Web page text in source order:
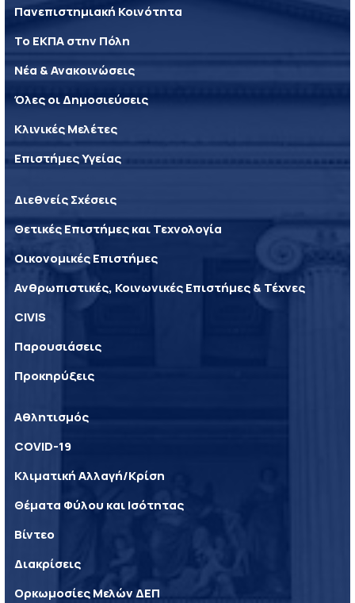
Πανεπιστημιακή Κοινότητα
Το ΕΚΠΑ στην Πόλη
Νέα & Ανακοινώσεις
Όλες οι Δημοσιεύσεις
Κλινικές Μελέτες
Επιστήμες Υγείας
Διεθνείς Σχέσεις
Θετικές Επιστήμες και Τεχνολογία
Οικονομικές Επιστήμες
Ανθρωπιστικές, Κοινωνικές Επιστήμες & Τέχνες
CIVIS
Παρουσιάσεις
Προκηρύξεις
Αθλητισμός
COVID-19
Κλιματική Αλλαγή/Κρίση
Θέματα Φύλου και Ισότητας
Βίντεο
Διακρίσεις
Ορκωμοσίες Μελών ΔΕΠ